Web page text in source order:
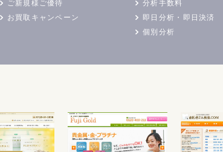
ご新規様ご優待
お買取キャンペーン
分析手数料
即日分析・即日決済
個別分析